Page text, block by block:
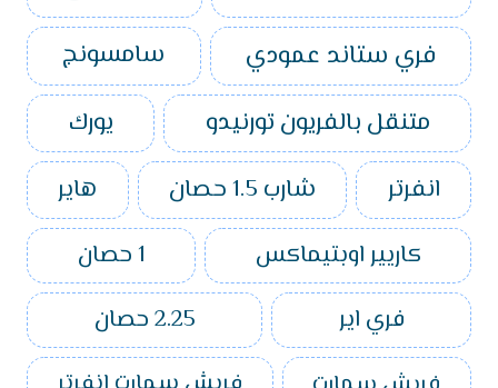
فري ستاند عمودي
سامسونج
متنقل بالفريون تورنيدو
يورك
انفرتر
شارب 1.5 حصان
هاير
كاريير اوبتيماكس
1 حصان
فري اير
2.25 حصان